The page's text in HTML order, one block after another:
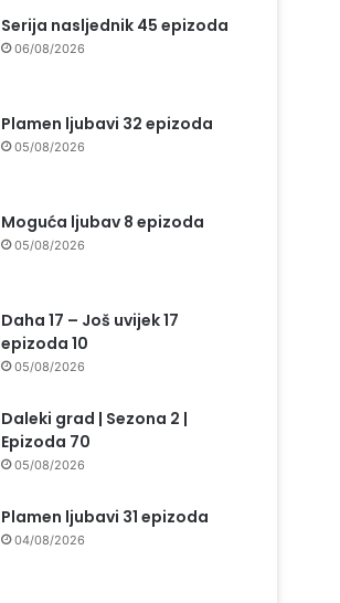
Serija nasljednik 45 epizoda
06/08/2026
Plamen ljubavi 32 epizoda
05/08/2026
Moguća ljubav 8 epizoda
05/08/2026
Daha 17 – Još uvijek 17
epizoda 10
05/08/2026
Daleki grad | Sezona 2 |
Epizoda 70
05/08/2026
Plamen ljubavi 31 epizoda
04/08/2026